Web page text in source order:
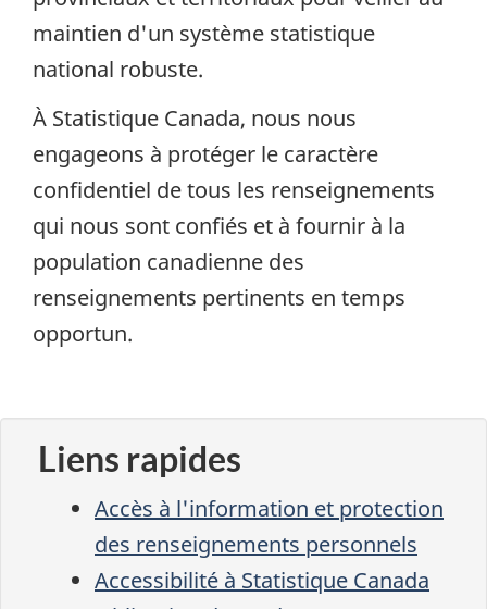
maintien d'un système statistique
national robuste.
À Statistique Canada, nous nous
engageons à protéger le caractère
confidentiel de tous les renseignements
qui nous sont confiés et à fournir à la
population canadienne des
renseignements pertinents en temps
opportun.
Liens rapides
Accès à l'information et protection
des renseignements personnels
Accessibilité à Statistique Canada